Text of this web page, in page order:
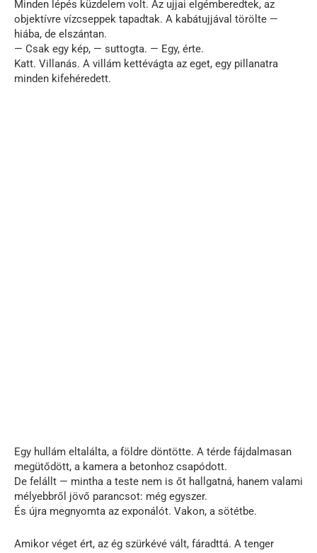
Minden lépés küzdelem volt. Az ujjai elgémberedtek, az
objektívre vízcseppek tapadtak. A kabátujjával törölte —
hiába, de elszántan.
— Csak egy kép, — suttogta. — Egy, érte.
Katt. Villanás. A villám kettévágta az eget, egy pillanatra
minden kifehéredett.
Egy hullám eltalálta, a földre döntötte. A térde fájdalmasan
megütődött, a kamera a betonhoz csapódott.
De felállt — mintha a teste nem is őt hallgatná, hanem valami
mélyebbről jövő parancsot: még egyszer.
És újra megnyomta az exponálót. Vakon, a sötétbe.
Amikor véget ért, az ég szürkévé vált, fáradttá. A tenger